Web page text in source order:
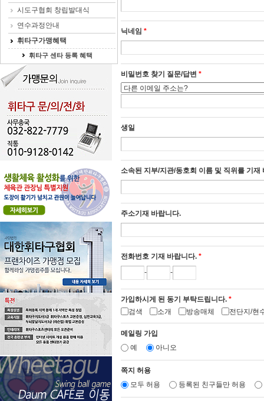
시도구협회 창립발대식
연수과정안내
휘타구가맹혜택
휘타구 센타 등록 혜택
닉네임 *
비밀번호 찾기 질문/답변 *
생일
소속된 지부/지관/동호회 이름 및 직위를 기재
주소기재 바랍니다.
전화번호 기재 바랍니다. *
-
-
가입하시게 된 동기 부탁드립니다. *
검색
소개 방송매체 전단지/현
메일링 가입
예
아니오
쪽지 허용
모두 허용
등록된 친구들만 허용